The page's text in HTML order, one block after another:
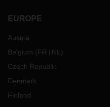
EUROPE
Austria
Belgium (FR NL )
Czech Republic
Denmark
Finland